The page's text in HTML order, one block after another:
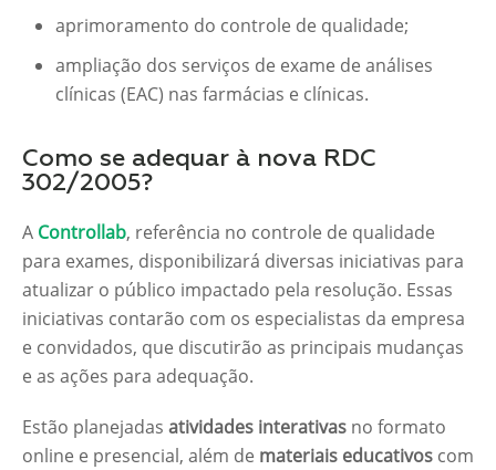
aprimoramento do controle de qualidade;
ampliação dos serviços de exame de análises
clínicas (EAC) nas farmácias e clínicas.
Como se adequar à nova RDC
302/2005?
A Controllab, referência no controle de qualidade
para exames, disponibilizará diversas iniciativas para
atualizar o público impactado pela resolução. Essas
iniciativas contarão com os especialistas da empresa
e convidados, que discutirão as principais mudanças
e as ações para adequação.
Estão planejadas atividades interativas no formato
online e presencial, além de materiais educativos com